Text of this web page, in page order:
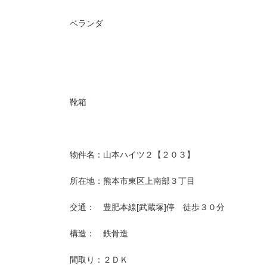
ベランダ
靴箱
物件名：山本ハイツ２【２０３】
所在地：熊本市東区上南部３丁目
交通： 豊肥本線[武蔵塚]停 徒歩３０分
構造： 鉄骨造
間取り：２ＤＫ